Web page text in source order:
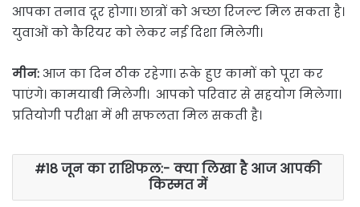
आपका तनाव दूर होगा। छात्रों को अच्छा रिजल्ट मिल सकता है।
युवाओं को कैरियर को लेकर नई दिशा मिलेगी।
मीन:आज का दिन ठीक रहेगा। रूके हुए कामों को पूरा कर
पाएंगे। कामयाबी मिलेगी। आपको परिवार से सहयोग मिलेगा।
प्रतियोगी परीक्षा में भी सफलता मिल सकती है।
18 जून का राशिफल:- क्या लिखा है आज आपकी
किस्मत में